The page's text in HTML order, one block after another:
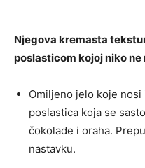
Njegova kremasta
poslasticom kojoj niko
Omiljeno jelo koje
poslastica koja se
čokolade i oraha.
nastavku.